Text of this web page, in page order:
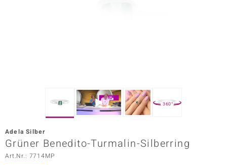
Vogue
360°
Adela Silber
Grüner Benedito-Turmalin-Silberring
Art.Nr.: 7714MP